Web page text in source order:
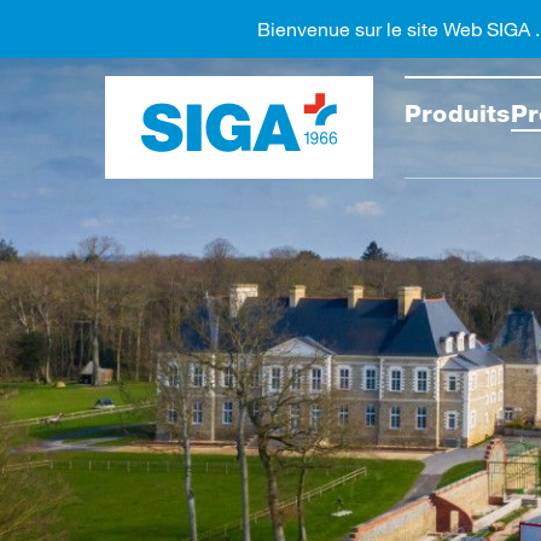
Produits
Bienvenue sur le site Web SIGA .